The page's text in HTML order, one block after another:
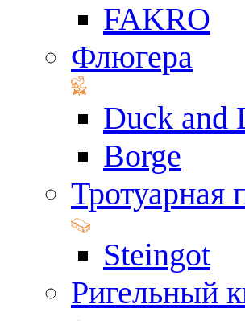
FAKRO
Флюгера
Duck and
Borge
Тротуарная
Steingot
Ригельный